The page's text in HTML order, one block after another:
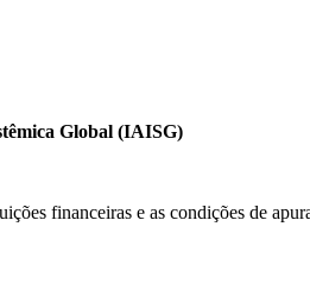
Global (IAISG)
financeiras e as condições de